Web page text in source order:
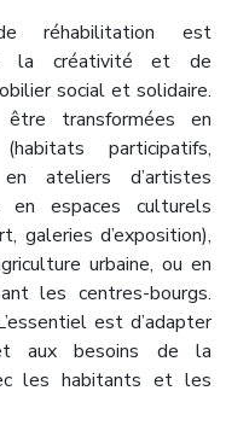
réhabilitation est
la créativité et de
social et solidaire.
transformées en
participatifs,
en ateliers d’artistes
en espaces culturels
galeries d’exposition),
urbaine, ou en
les centres-bourgs.
est d’adapter
aux besoins de la
les habitants et les